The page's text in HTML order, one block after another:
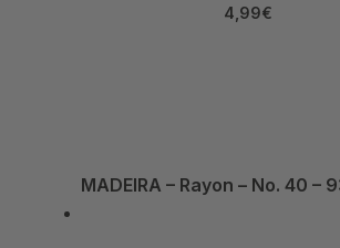
4,99€
MADEIRA – Rayon – No. 40 –